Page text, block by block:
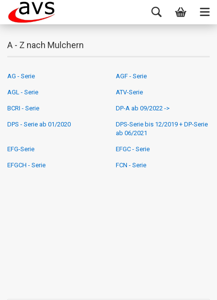
A - Z nach Mulchern
AG - Serie AGF - Serie
AGL - Serie ATV-Serie
BCRI - Serie DP-A ab 09/2022 ->
DPS - Serie ab 01/2020
DPS-Serie bis 12/2019 + DP-Serie
ab 06/2021
EFG-Serie EFGC - Serie
EFGCH - Serie FCN - Serie